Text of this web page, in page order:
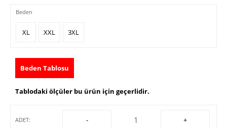
Beden
XL XXL 3XL
Beden Tablosu
Tablodaki ölçüler bu ürün için geçerlidir.
ADET: - +